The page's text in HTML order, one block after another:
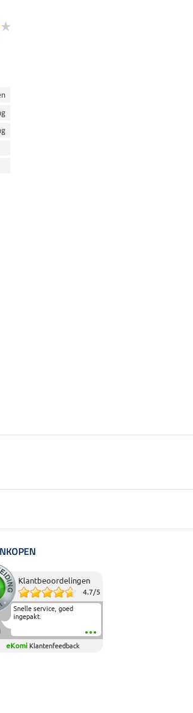
Klantbeoordelingen
4.7/5
Snelle service, goed
ingepakt.
eKomi Klantenfeedback